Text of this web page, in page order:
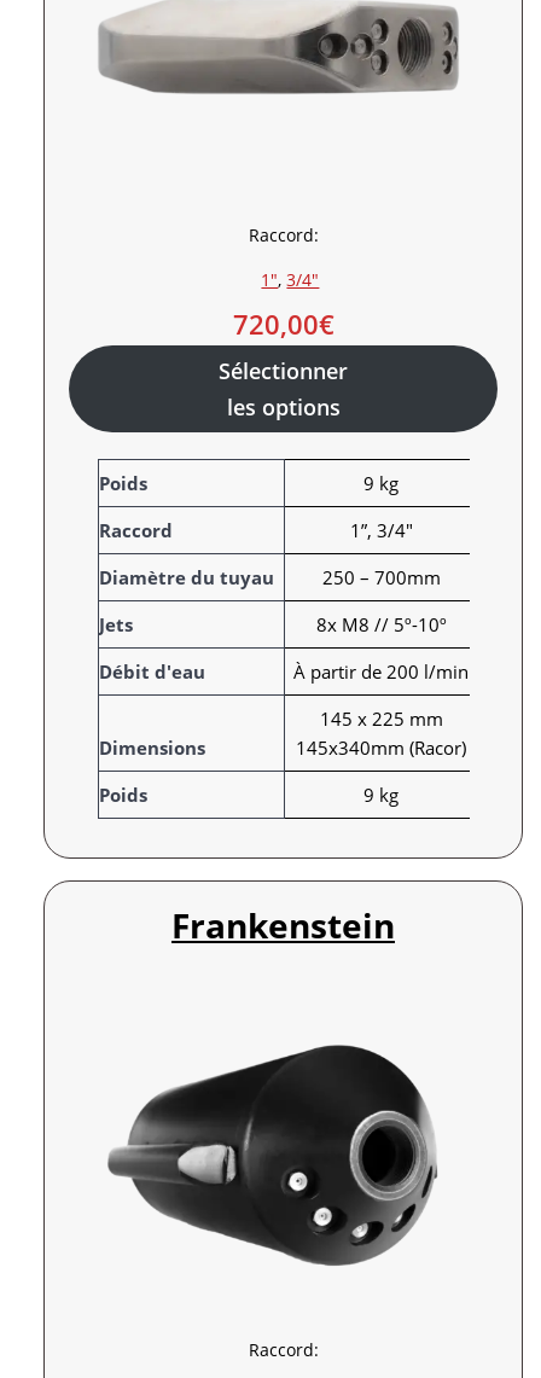
Raccord:
1″, 3/4″
720,00€
Sélectionner
les options
A
t
t
r
i
b
u
t
V
a
l
e
u
Poids
9 kg
Raccord
1”, 3/4"
Diamètre du tuyau
250 – 700mm
Jets
8x M8 // 5º-10º
Débit d'eau
À partir de 200 l/min
Dimensions
145 x 225 mm
145x340mm (Racor)
Poids
9 kg
Frankenstein
Raccord: